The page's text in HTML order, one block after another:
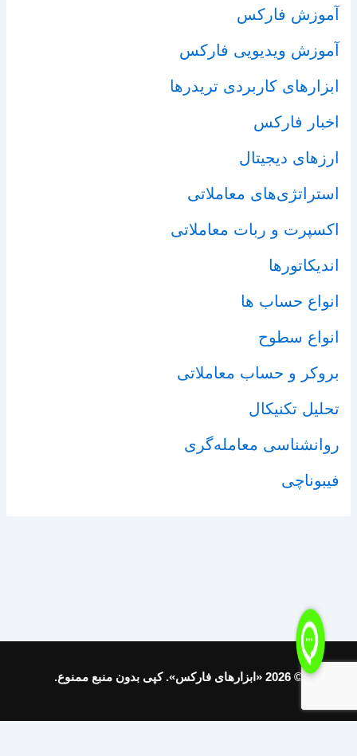
آموزش فارکس
آموزش ویدیویی فارکس
ابزارهای کاربردی تریدرها
اخبار فارکس
ارزهای دیجیتال
استراتژی‌های معاملاتی
اکسپرت و ربات معاملاتی
اندیکاتورها
انواع حساب ها
انواع سطوح
بروکر و حساب معاملاتی
تحلیل تکنیکال
روانشناسی معامله‌گری
فیبوناچی
© 2026 «ابزارهای فارکس». کپی بدون منبع ممنوع.